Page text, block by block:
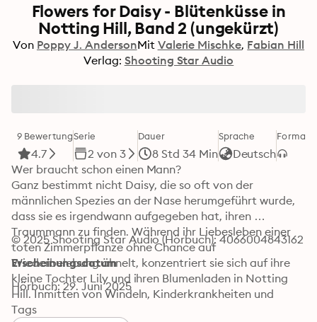
Flowers for Daisy - Blütenküsse in
Notting Hill, Band 2 (ungekürzt)
Von Poppy J. AndersonMit Valerie Mischke Fabian Hill
Verlag: Shooting Star Audio
9 Bewertung
4.7
Serie
2 von 3
Dauer
8 Std 34 Min
Sprache
Deutsch
Format
Wer braucht schon einen Mann?
Ganz bestimmt nicht Daisy, die so oft von der
männlichen Spezies an der Nase herumgeführt wurde,
dass sie es irgendwann aufgegeben hat, ihren
Traummann zu finden. Während ihr Liebesleben einer
toten Zimmerpflanze ohne Chance auf
Wiederbelebung ähnelt, konzentriert sie sich auf ihre
kleine Tochter Lily und ihren Blumenladen in Notting
Hill. Inmitten von Windeln, Kinderkrankheiten und
Fläschchen hätte sie eh keine Zeit für Romantik, auch
© 2025 Shooting Star Audio (Hörbuch): 4066004843162
Erscheinungsdatum
Hörbuch: 29. Juni 2025
Tags